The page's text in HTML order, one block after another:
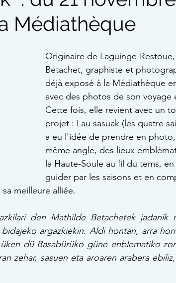
EXPO JUMELAGE
Médiathèque
Originaire de Laguinge-
Betachet, graphiste et
déjà exposé à la Médiathèque
avec des photos de son voyage
Cette fois, elle revient avec un
projet : Lau sasuak (les quatre
a eu l'idée de prendre en
même angle, des lieux
la Haute-Soule au fil du tems,
guider par les saisons et en
meilleure alliée.
den Mathilde Betachetek jadanik
argazkiekin. Aldi hontan, arra
dü Basabürüko güne enblematiko
zehar, sasuen eta aroaren arabera